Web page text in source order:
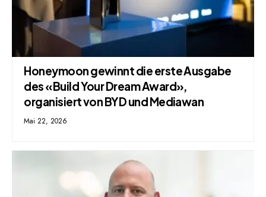
Honeymoon gewinnt die erste Ausgabe
des «Build Your Dream Award»,
organisiert von BYD und Mediawan
Mai 22, 2026